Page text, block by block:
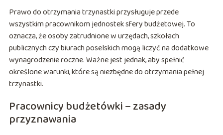
Prawo do otrzymania trzynastki przysługuje przede
wszystkim pracownikom jednostek sfery budżetowej. To
oznacza, że osoby zatrudnione w urzędach, szkołach
publicznych czy biurach poselskich mogą liczyć na dodatkowe
wynagrodzenie roczne. Ważne jest jednak, aby spełnić
określone warunki, które są niezbędne do otrzymania pełnej
trzynastki.
Pracownicy budżetówki – zasady
przyznawania